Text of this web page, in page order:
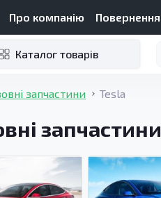
Про компанію
Каталог товарів
запчастини Tesla